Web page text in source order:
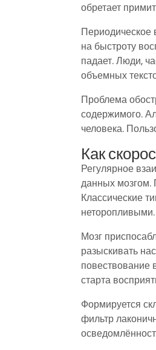
обретает
Периодическое
на быстроту
падает. Люди,
объемных
Проблема
содержимого.
человека.
Как
Регулярное
данных мозгом.
Классические
неторопливыми.
Мозг
разыскивать
повествование
старта
Формируется
фильтр